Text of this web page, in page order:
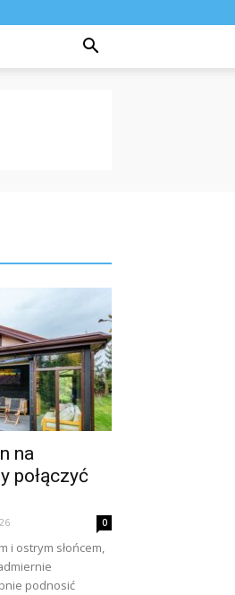
na
połączyć
0
i ostrym słońcem,
podnosić